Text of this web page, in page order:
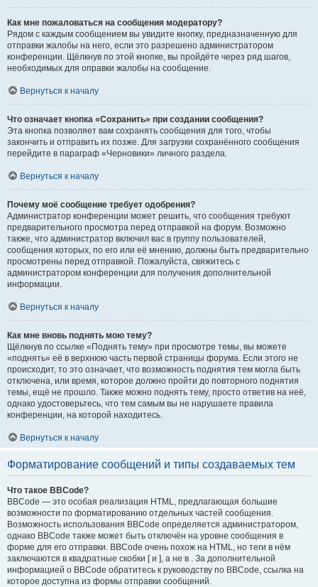
Как мне пожаловаться на сообщения модератору?
Рядом с каждым сообщением вы увидите кнопку, предназначенную для
отправки жалобы на него, если это разрешено администратором
конференции. Щёлкнув по этой кнопке, вы пройдёте через ряд шагов,
необходимых для оправки жалобы на сообщение.
Вернуться к началу
Что означает кнопка «Сохранить» при создании сообщения?
Эта кнопка позволяет вам сохранять сообщения для того, чтобы
закончить и отправить их позже. Для загрузки сохранённого сообщения
перейдите в параграф «Черновики» личного раздела.
Вернуться к началу
Почему моё сообщение требует одобрения?
Администратор конференции может решить, что сообщения требуют
предварительного просмотра перед отправкой на форум. Возможно
также, что администратор включил вас в группу пользователей,
сообщения которых, по его или её мнению, должны быть предварительно
просмотрены перед отправкой. Пожалуйста, свяжитесь с
администратором конференции для получения дополнительной
информации.
Вернуться к началу
Как мне вновь поднять мою тему?
Щёлкнув по ссылке «Поднять тему» при просмотре темы, вы можете
«поднять» её в верхнюю часть первой страницы форума. Если этого не
происходит, то это означает, что возможность поднятия тем могла быть
отключена, или время, которое должно пройти до повторного поднятия
темы, ещё не прошло. Также можно поднять тему, просто ответив на неё,
однако удостоверьтесь, что тем самым вы не нарушаете правила
конференции, на которой находитесь.
Вернуться к началу
Форматирование сообщений и типы создаваемых тем
Что такое BBCode?
BBCode — это особая реализация HTML, предлагающая большие
возможности по форматированию отдельных частей сообщения.
Возможность использования BBCode определяется администратором,
однако BBCode также может быть отключён на уровне сообщения в
форме для его отправки. BBCode очень похож на HTML, но теги в нём
заключаются в квадратные скобки [ и ], а не в . За дополнительной
информацией о BBCode обратитесь к руководству по BBCode, ссылка на
которое доступна из формы отправки сообщений.